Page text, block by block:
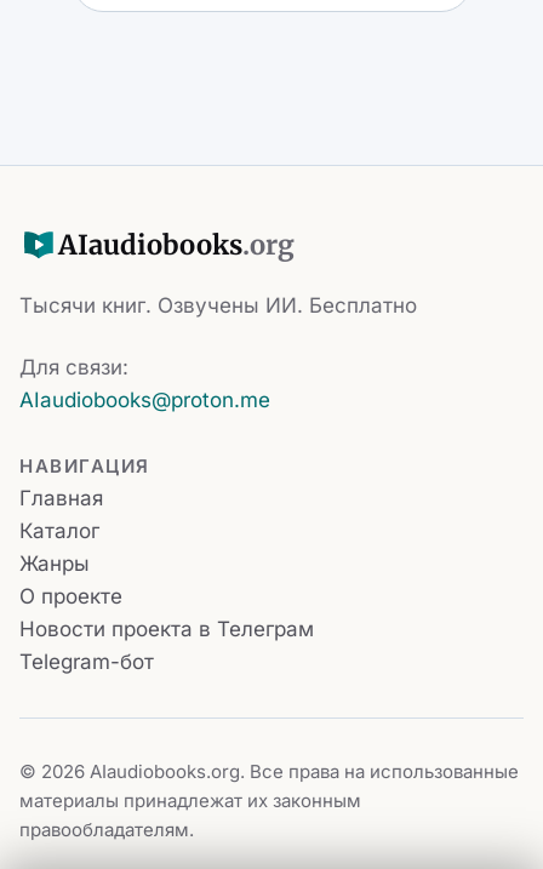
AIaudiobooks.org
Тысячи книг. Озвучены ИИ. Бесплатно
Для связи:
AIaudiobooks@proton.me
НАВИГАЦИЯ
Главная
Каталог
Жанры
О проекте
Новости проекта в Телеграм
Telegram-бот
© 2026 AIaudiobooks.org. Все права на использованные
материалы принадлежат их законным
правообладателям.